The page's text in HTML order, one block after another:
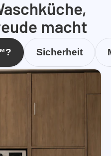
macht
Sicherheit